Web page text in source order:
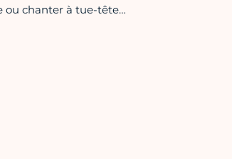
ou chanter à tue-tête…